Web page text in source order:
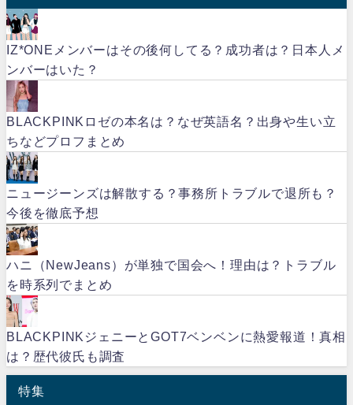
IZ*ONEメンバーはその後何してる？成功者は？日本人メ
ンバーはいた？
BLACKPINKロゼの本名は？なぜ英語名？出身や生い立
ちなどプロフまとめ
ニュージーンズは解散する？事務所トラブルで退所も？
今後を徹底予想
ハニ（NewJeans）が単独で国会へ！理由は？トラブル
を時系列でまとめ
BLACKPINKジェニーとGOT7ベンベンに熱愛報道！真相
は？歴代彼氏も調査
特集